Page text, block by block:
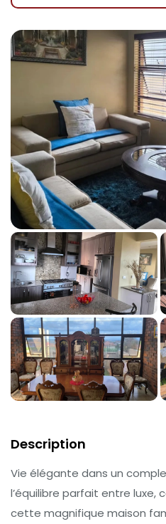
Description
Vie élégante dans un
l’équilibre parfait entre
cette magnifique maison